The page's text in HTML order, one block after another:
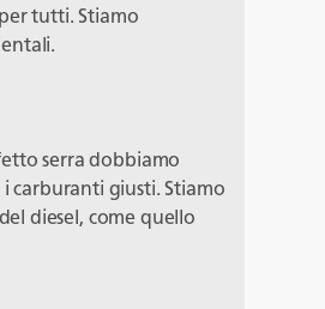
tutti. Stiamo
serra dobbiamo
carburanti giusti. Stiamo
diesel, come quello